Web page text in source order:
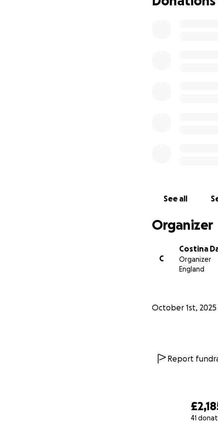
41
povara imediată
Orice contribuție,
Împreună, putem
drum dureros.
Vă mulțumim
See all
Organizer
C
Costina
Organizer
England
October 1st, 2025
Report